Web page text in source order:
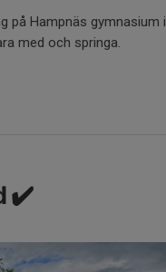
på Hampnäs gymnasium i
med och springa.
✔️